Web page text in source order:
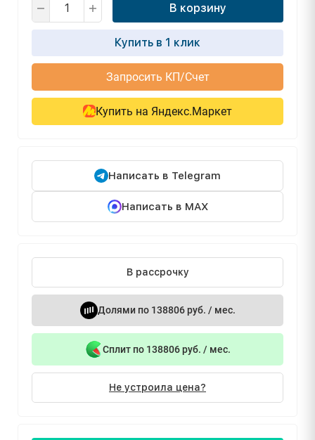
В корзину
Купить в 1 клик
Запросить КП/Счет
Купить на Яндекс.Маркет
Написать в Telegram
Написать в MAX
В рассрочку
Долями по 138806 руб. / мес.
Сплит по 138806 руб. / мес.
Не устроила цена?